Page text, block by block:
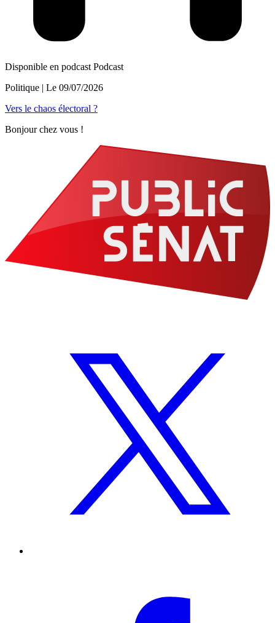
Disponible en podcast Podcast
Politique | Le 09/07/2026
Vers le chaos électoral ?
Bonjour chez vous !